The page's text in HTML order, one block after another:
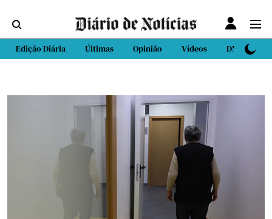
Edição Diária Últimas Opinião Vídeos DN Sport